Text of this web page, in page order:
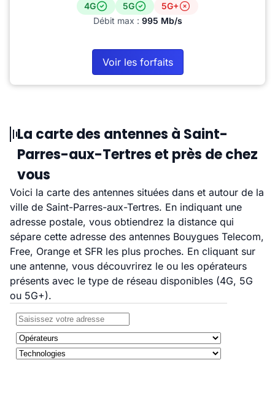
4G 5G
5G+
Débit max : 995 Mb/s
Voir les forfaits
La carte des antennes à Saint-
Parres-aux-Tertres et près de chez
vous
Voici la carte des antennes situées dans et autour de la
ville de Saint-Parres-aux-Tertres. En indiquant une
adresse postale, vous obtiendrez la distance qui
sépare cette adresse des antennes Bouygues Telecom,
Free, Orange et SFR les plus proches. En cliquant sur
une antenne, vous découvrirez le ou les opérateurs
présents avec le type de réseau disponibles (4G, 5G
ou 5G+).